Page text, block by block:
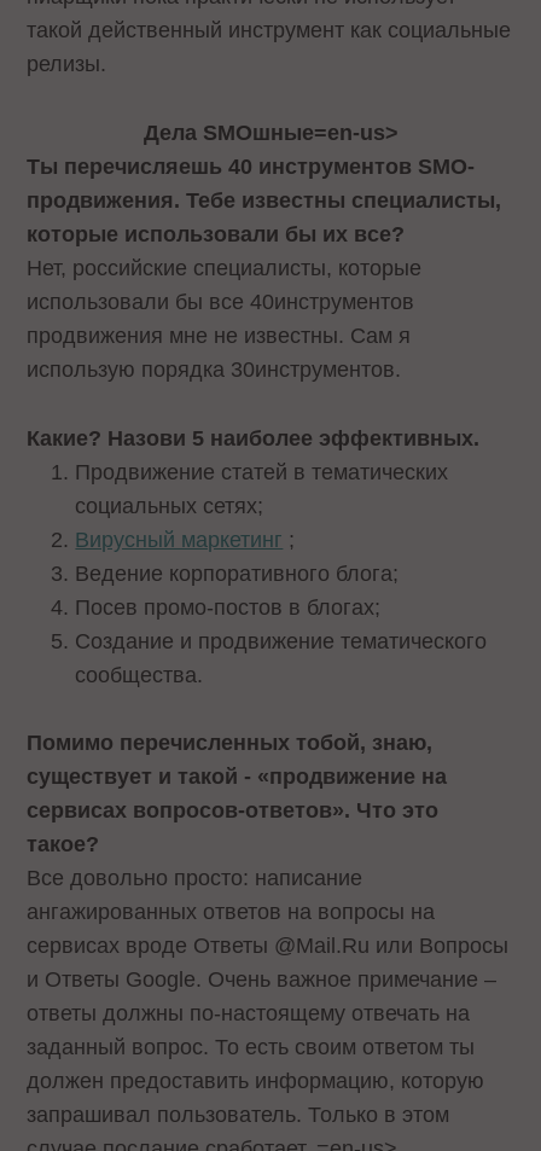
такой действенный инструмент как социальные
релизы.
Дела SMOшные=en-us>
Ты перечисляешь 40 инструментов SMO-
продвижения. Тебе известны специалисты,
которые использовали бы их все?
Нет, российские специалисты, которые
использовали бы все 40инструментов
продвижения мне не известны. Сам я
использую порядка 30инструментов.
Какие? Назови 5 наиболее эффективных.
Продвижение статей в тематических
социальных сетях;
Вирусный маркетинг ;
Ведение корпоративного блога;
Посев промо-постов в блогах;
Создание и продвижение тематического
сообщества.
Помимо перечисленных тобой, знаю,
существует и такой - «продвижение на
сервисах вопросов-ответов». Что это
такое?
Все довольно просто: написание
ангажированных ответов на вопросы на
сервисах вроде Ответы @Mail.Ru или Вопросы
и Ответы Google. Очень важное примечание –
ответы должны по-настоящему отвечать на
заданный вопрос. То есть своим ответом ты
должен предоставить информацию, которую
запрашивал пользователь. Только в этом